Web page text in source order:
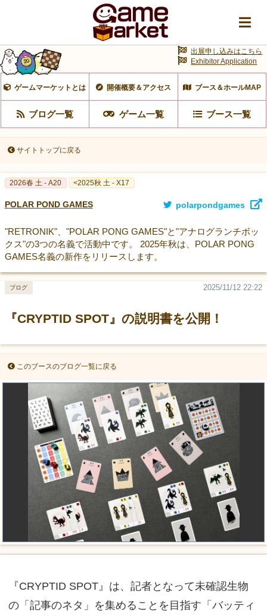
ゲームマーケットとは 開催概要＆アクセス ブース＆ホールMAP
ブログ一覧 ゲーム一覧 ブース一覧
出展申し込みはこちら
Exhibitor Application
サイトトップに戻る
2026春 土 - A20 <2025秋 土 - X17
POLAR POND GAMES polarpondgames
"RETRONIK"、"POLAR PONG GAMES"と"アナログランチボッ
クス"の3つの名義で活動中です。 2025年秋は、POLAR PONG
GAMES名義の新作をリリースします。
『CRYPTID SPOT』の説明書を公開！
2025/11/12 22:22
ブログ
このブースのブログ一覧に戻る
『CRYPTID SPOT』は、記者となって未確認生物
の「記事のネタ」を集めることを目指す「バッティ